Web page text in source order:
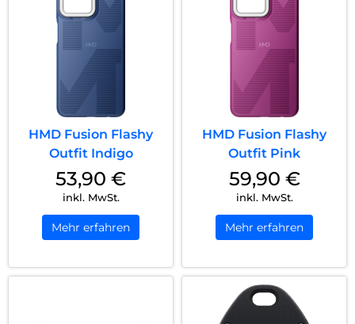
HMD Fusion Flashy
Outfit Indigo
53,90 €
inkl. MwSt.
Mehr erfahren
HMD Fusion Flashy
Outfit Pink
59,90 €
inkl. MwSt.
Mehr erfahren